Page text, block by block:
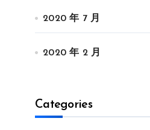
2020 年 7 月
2020 年 2 月
Categories